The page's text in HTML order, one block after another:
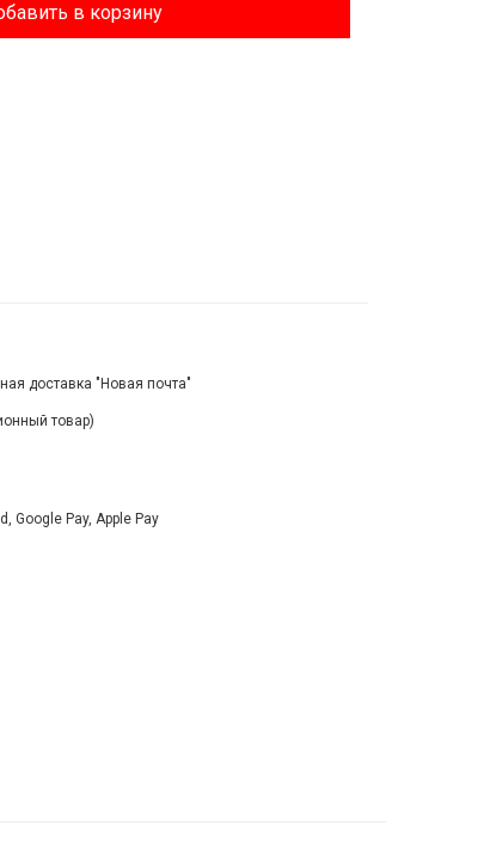
в корзину
доставка "Новая почта"
товар)
Pay, Apple Pay